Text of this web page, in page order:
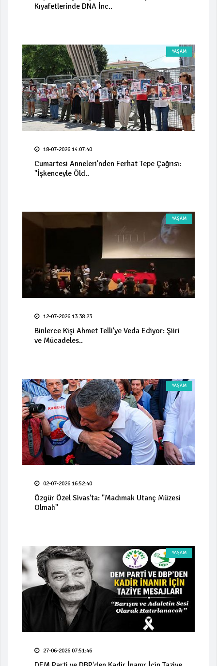
Kıyafetlerinde DNA İnc..
YAŞAM
18-07-2026 14:07:40
Cumartesi Anneleri'nden Ferhat Tepe Çağrısı:
"İşkenceyle Öld..
YAŞAM
12-07-2026 13:38:23
Binlerce Kişi Ahmet Telli'ye Veda Ediyor: Şiiri
ve Mücadeles..
YAŞAM
02-07-2026 16:52:40
Özgür Özel Sivas'ta: "Madımak Utanç Müzesi
Olmalı"
YAŞAM
27-06-2026 07:51:46